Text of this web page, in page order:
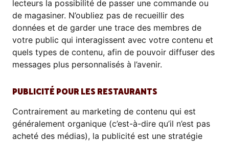
lecteurs la possibilité de passer une commande ou
de magasiner. N’oubliez pas de recueillir des
données et de garder une trace des membres de
votre public qui interagissent avec votre contenu et
quels types de contenu, afin de pouvoir diffuser des
messages plus personnalisés à l’avenir.
PUBLICITÉ POUR LES RESTAURANTS
Contrairement au marketing de contenu qui est
généralement organique (c’est-à-dire qu’il n’est pas
acheté des médias), la publicité est une stratégie